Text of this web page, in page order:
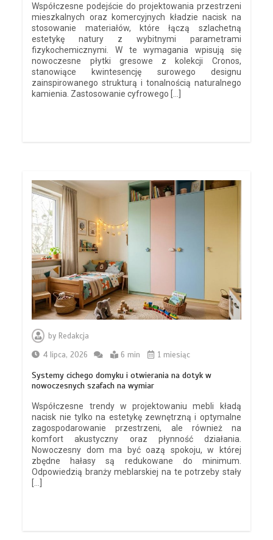
Współczesne podejście do projektowania przestrzeni
mieszkalnych oraz komercyjnych kładzie nacisk na
stosowanie materiałów, które łączą szlachetną
estetykę natury z wybitnymi parametrami
fizykochemicznymi. W te wymagania wpisują się
nowoczesne płytki gresowe z kolekcji Cronos,
stanowiące kwintesencję surowego designu
zainspirowanego strukturą i tonalnością naturalnego
kamienia. Zastosowanie cyfrowego […]
by Redakcja
4 lipca, 2026
6 min 1 miesiąc
Systemy cichego domyku i otwierania na dotyk w
nowoczesnych szafach na wymiar
Współczesne trendy w projektowaniu mebli kładą
nacisk nie tylko na estetykę zewnętrzną i optymalne
zagospodarowanie przestrzeni, ale również na
komfort akustyczny oraz płynność działania.
Nowoczesny dom ma być oazą spokoju, w której
zbędne hałasy są redukowane do minimum.
Odpowiedzią branży meblarskiej na te potrzeby stały